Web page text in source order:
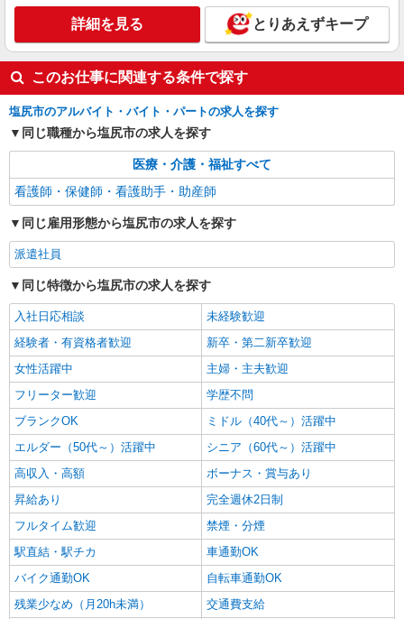
します ※交通費・電話代は弊社負担。その他、支
援内容により細則あり。
詳細を見る とりあえずキープ
このお仕事に関連する条件で探す
塩尻市のアルバイト・バイト・パートの求人を探す
同じ職種から塩尻市の求人を探す
医療・介護・福祉すべて
看護師・保健師・看護助手・助産師
同じ雇用形態から塩尻市の求人を探す
派遣社員
同じ特徴から塩尻市の求人を探す
入社日応相談
未経験歓迎
経験者・有資格者歓迎
新卒・第二新卒歓迎
女性活躍中
主婦・主夫歓迎
フリーター歓迎
学歴不問
ブランクOK
ミドル（40代～）活躍中
エルダー（50代～）活躍中
シニア（60代～）活躍中
高収入・高額
ボーナス・賞与あり
昇給あり
完全週休2日制
フルタイム歓迎
禁煙・分煙
駅直結・駅チカ
車通勤OK
バイク通勤OK
自転車通勤OK
残業少なめ（月20h未満）
交通費支給